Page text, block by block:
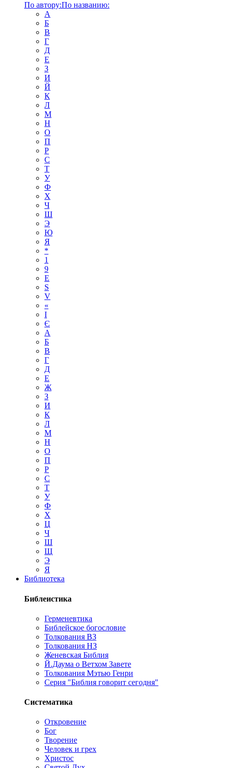
По автору:По названию:
А
Б
В
Г
Д
Е
З
И
Й
К
Л
М
Н
О
П
Р
С
Т
У
Ф
Х
Ч
Ш
Э
Ю
Я
*
1
9
E
S
V
«
І
Є
А
Б
В
Г
Д
Е
Ж
З
И
К
Л
М
Н
О
П
Р
С
Т
У
Ф
Х
Ц
Ч
Ш
Щ
Э
Я
Библиотека
Библеистика
Герменевтика
Библейское богословие
Толкования ВЗ
Толкования НЗ
Женевская Библия
Й.Даума о Ветхом Завете
Толкования Мэтью Генри
Серия "Библия говорит сегодня"
Систематика
Откровение
Бог
Творение
Человек и грех
Христос